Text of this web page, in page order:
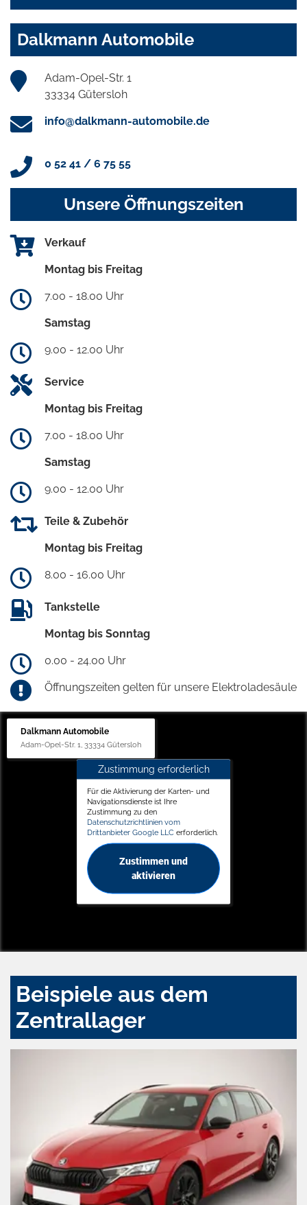
Dalkmann Automobile
Adam-Opel-Str. 1
33334 Gütersloh
info@dalkmann-automobile.de
0 52 41 / 6 75 55
Unsere Öffnungszeiten
Verkauf
Montag bis Freitag
7.00 - 18.00 Uhr
Samstag
9.00 - 12.00 Uhr
Service
Montag bis Freitag
7.00 - 18.00 Uhr
Samstag
9.00 - 12.00 Uhr
Teile & Zubehör
Montag bis Freitag
8.00 - 16.00 Uhr
Tankstelle
Montag bis Sonntag
0.00 - 24.00 Uhr
Öffnungszeiten gelten für unsere Elektroladesäule
Dalkmann Automobile
Adam-Opel-Str. 1, 33334 Gütersloh
Zustimmung erforderlich
Für die Aktivierung der Karten- und
Navigationsdienste ist Ihre
Zustimmung zu den
Datenschutzrichtlinien vom
Drittanbieter Google LLC erforderlich.
Zustimmen und
aktivieren
Beispiele aus dem
Zentrallager